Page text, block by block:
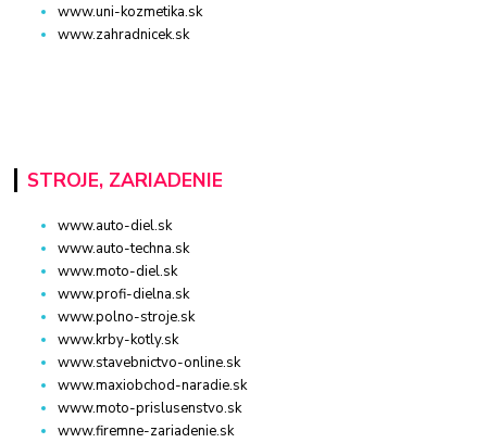
www.uni-kozmetika.sk
www.zahradnicek.sk
STROJE, ZARIADENIE
www.auto-diel.sk
www.auto-techna.sk
www.moto-diel.sk
www.profi-dielna.sk
www.polno-stroje.sk
www.krby-kotly.sk
www.stavebnictvo-online.sk
www.maxiobchod-naradie.sk
www.moto-prislusenstvo.sk
www.firemne-zariadenie.sk